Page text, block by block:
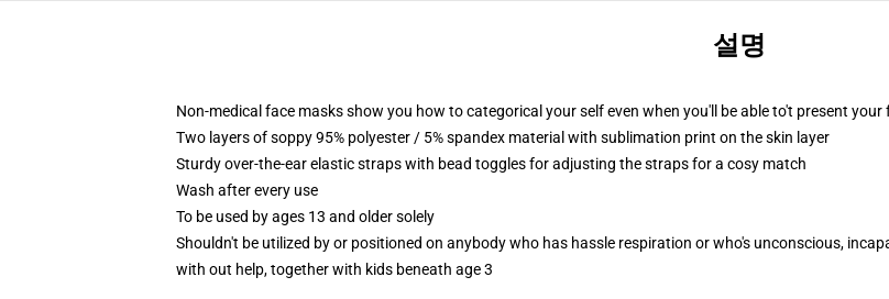
설명
Non-medical face masks show you how to categorical your self even when you'll be able to't present your
Two layers of soppy 95% polyester / 5% spandex material with sublimation print on the skin layer
Sturdy over-the-ear elastic straps with bead toggles for adjusting the straps for a cosy match
Wash after every use
To be used by ages 13 and older solely
Shouldn't be utilized by or positioned on anybody who has hassle respiration or who's unconscious,
with out help, together with kids beneath age 3